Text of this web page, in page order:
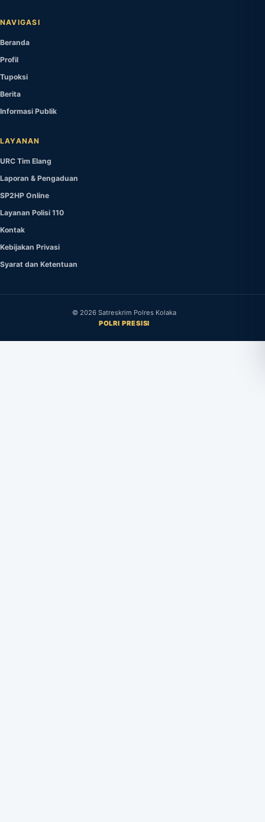
NAVIGASI
Beranda
Profil
Tupoksi
Berita
Informasi Publik
LAYANAN
URC Tim Elang
Laporan & Pengaduan
SP2HP Online
Layanan Polisi 110
Kontak
Kebijakan Privasi
Syarat dan Ketentuan
© 2026 Satreskrim Polres Kolaka
POLRI PRESISI